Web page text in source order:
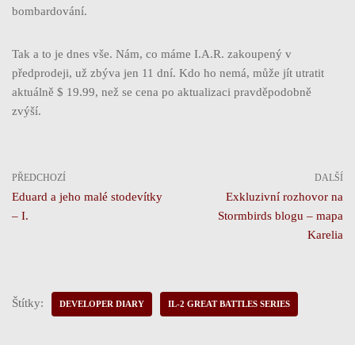
bombardování.
Tak a to je dnes vše. Nám, co máme I.A.R. zakoupený v
předprodeji, už zbýva jen 11 dní. Kdo ho nemá, může jít utratit
aktuálně $ 19.99, než se cena po aktualizaci pravděpodobně
zvýší.
PŘEDCHOZÍ
Eduard a jeho malé stodevítky
– I.
DALŠÍ
Exkluzivní rozhovor na
Stormbirds blogu – mapa
Karelia
Štítky: DEVELOPER DIARY IL-2 GREAT BATTLES SERIES